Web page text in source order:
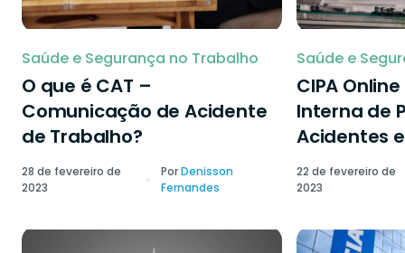
Saúde e Segurança no Trabalho
O que é CAT –
Comunicação de Acidente
de Trabalho?
28 de fevereiro de
2023
PorDenisson
Fernandes
Saúde e
CIPA
Interna de
Acidentes
22 de fevereiro de
2023